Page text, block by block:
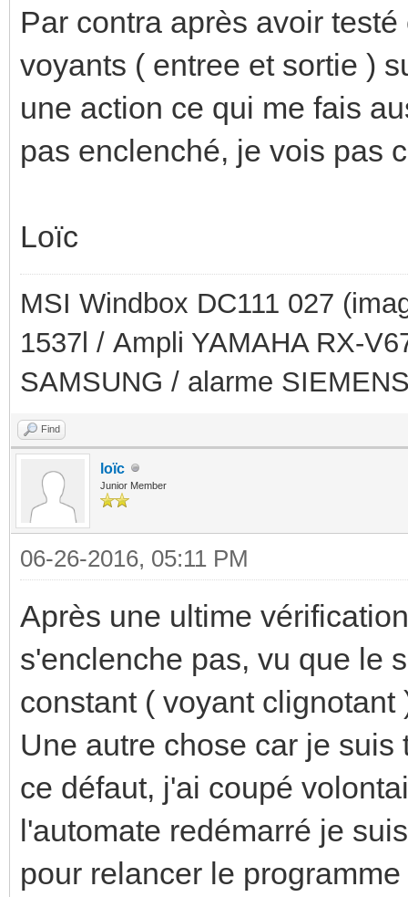
Par contra après avoir
voyants ( entree et sortie )
une action ce qui me fais
pas enclenché, je vois pas
Loïc
MSI Windbox DC111 027
1537l / Ampli YAMAHA RX-
SAMSUNG / alarme
Find
loïc
Junior Member
06-26-2016, 05:11 PM
Après une ultime
s'enclenche pas, vu que le
constant ( voyant clignotant
Une autre chose car je
ce défaut, j'ai coupé
l'automate redémarré je
pour relancer le